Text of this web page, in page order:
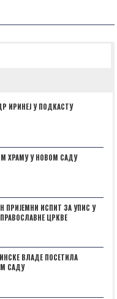
ИРИНЕЈ У ПОДКАСТУ
ХРАМУ У НОВОМ САДУ
ПРИЈЕМНИ ИСПИТ ЗА УПИС У
ЦРКВЕ
ВЛАДЕ ПОСЕТИЛА
САДУ